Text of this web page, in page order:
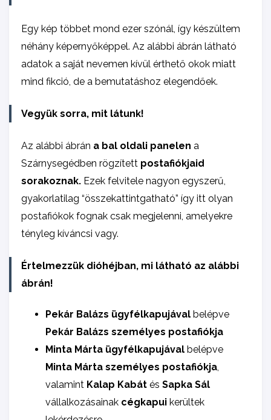
Egy kép többet mond ezer szónál, így készültem
néhány képernyőképpel. Az alábbi ábrán látható
adatok a saját nevemen kívül érthető okok miatt
mind fikció, de a bemutatáshoz elegendőek.
Vegyük sorra, mit látunk!
Az alábbi ábrán a bal oldali panelen a
Szárnysegédben rögzített postafiókjaid
sorakoznak. Ezek felvitele nagyon egyszerű,
gyakorlatilag “összekattintgatható” így itt olyan
postafiókok fognak csak megjelenni, amelyekre
tényleg kíváncsi vagy.
Értelmezzük dióhéjban, mi látható az alábbi
ábrán!
Pekár Balázs ügyfélkapujával belépve
Pekár Balázs személyes postafiókja
Minta Márta ügyfélkapujával belépve
Minta Márta személyes postafiókja
valamint Kalap Kabát és Sapka Sál
vállalkozásainak cégkapui kerültek